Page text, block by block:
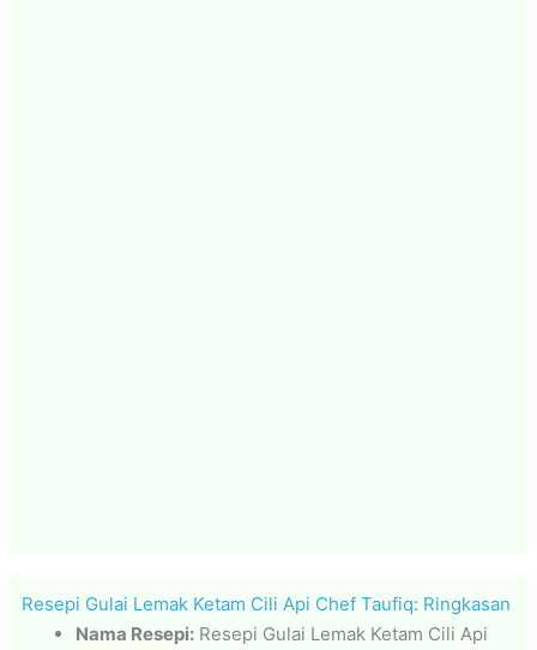
Resepi Gulai Lemak Ketam Cili Api Chef Taufiq: Ringkasan
Nama Resepi: Resepi Gulai Lemak Ketam Cili Api